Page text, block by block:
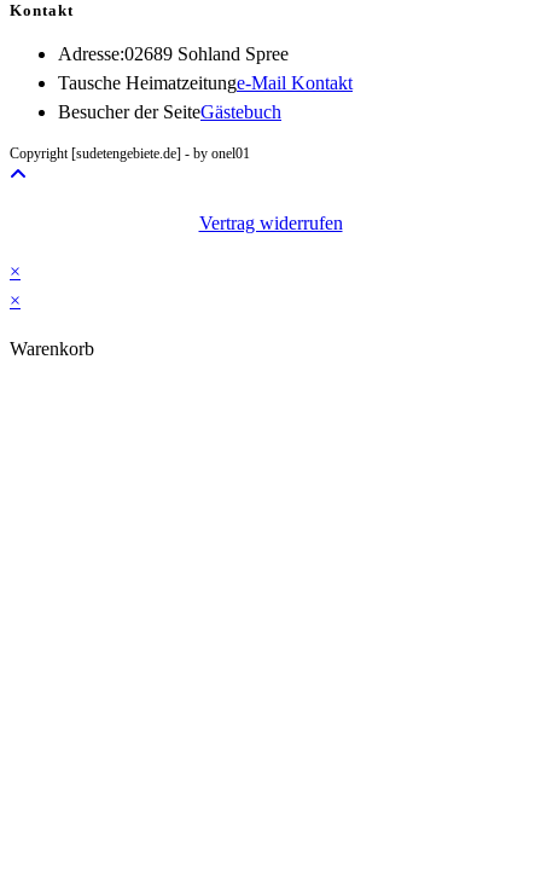
Kontakt
Adresse:02689 Sohland Spree
Tausche Heimatzeitunge-Mail KontaktOpens
Besucher der SeiteGästebuch
Copyright [sudetengebiete.de] - by onel01
Vertrag widerrufen
×
×
Warenkorb